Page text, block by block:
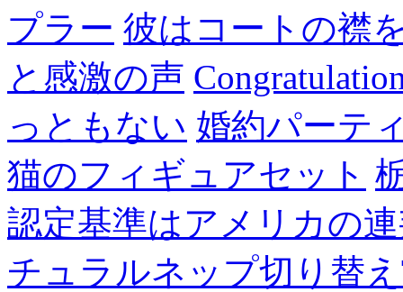
プラー 彼はコートの襟
と感激の声
っともない 婚約パーテ
猫のフィギュアセット
認定基準はアメリカの
チュラルネップ切り替